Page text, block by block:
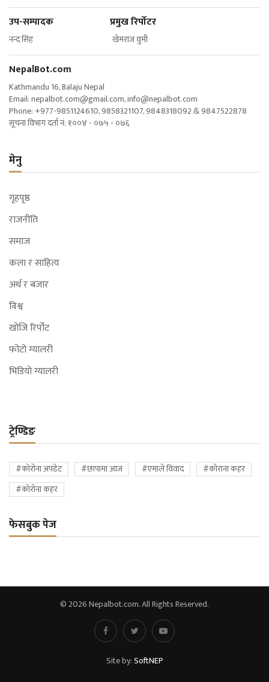
उप-सम्पादक प्रमुख रिर्पोटर
नन्द सिंह खेमराज वुमी
NepalBot.com
Kathmandu 16, Balaju Nepal
Email:nepalbot.com@gmail.com,info@nepalbot.com
Phone: +977-9851124610, 9858321107, 9848318092 & 9847522878
सूचना विभाग दर्ता नं: १००४ - ०७५ - ०७६
मेनु
गृहपृष्ठ
राजनीति
समाज
कला र साहित्य
अर्थ र बजार
विश्व
खोजि रिर्पोट
फोटो ग्यालरी
भिडियो ग्यालरी
ट्रेण्डिङ
#कोरोना अपडेट #छापामा आज #एमाले विवाद
#कोराना कहर
#कोरोना कहर
फेसबुक पेज
© 2026 Nepalbot.com. All Rights Reserved.
Site by:SoftNEP